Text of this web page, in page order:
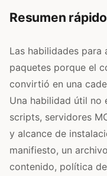
Resumen rápido
Las habilidades para
paquetes porque el
convirtió en una
Una habilidad útil no
scripts, servidores
y alcance de
manifiesto, un
contenido, política